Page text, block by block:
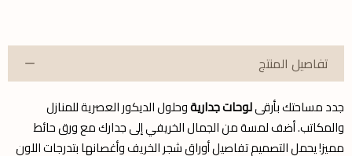
تفاصيل المنتج
جدد مساحتك بأرقىلوحات جداريةوحلول الديكور العصرية للمنازل
والمكاتب. أضف لمسة من الجمال الخريفي إلى جدارك مع ورق حائط
مميز! يحمل التصميم تفاصيل أوراق شجر الخريف وأغصانها بتدرجات اللون